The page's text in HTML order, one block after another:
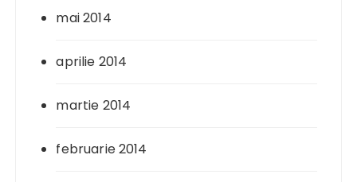
mai 2014
aprilie 2014
martie 2014
februarie 2014